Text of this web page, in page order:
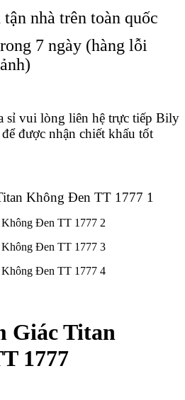
nhà trên toàn quốc
7 ngày (hàng lỗi
sỉ vui lòng liên hệ trực tiếp Bily
được nhận chiết khấu tốt
Giác Titan
1777